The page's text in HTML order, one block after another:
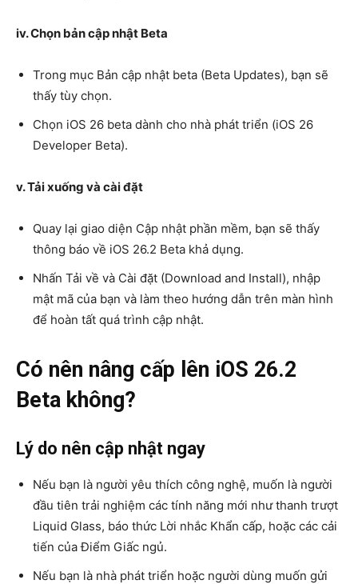
iv. Chọn bản cập nhật Beta
Trong mục Bản cập nhật beta (Beta Updates), bạn sẽ
thấy tùy chọn.
Chọn iOS 26 beta dành cho nhà phát triển (iOS 26
Developer Beta).
v. Tải xuống và cài đặt
Quay lại giao diện Cập nhật phần mềm, bạn sẽ thấy
thông báo về iOS 26.2 Beta khả dụng.
Nhấn Tải về và Cài đặt (Download and Install), nhập
mật mã của bạn và làm theo hướng dẫn trên màn hình
để hoàn tất quá trình cập nhật.
Có nên nâng cấp lên iOS 26.2
Beta không?
Lý do nên cập nhật ngay
Nếu bạn là người yêu thích công nghệ, muốn là người
đầu tiên trải nghiệm các tính năng mới như thanh trượt
Liquid Glass, báo thức Lời nhắc Khẩn cấp, hoặc các cải
tiến của Điểm Giấc ngủ.
Nếu bạn là nhà phát triển hoặc người dùng muốn gửi